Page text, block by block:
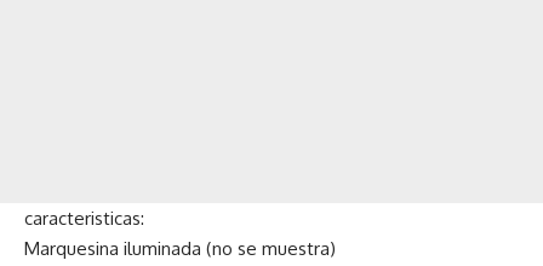
caracteristicas:
Marquesina iluminada (no se muestra)